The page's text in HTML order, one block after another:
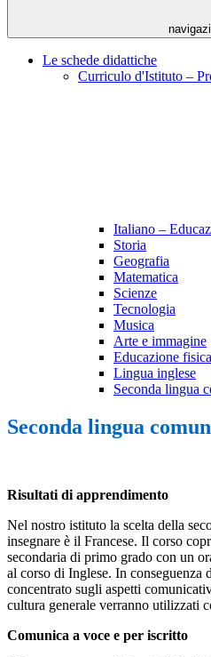
Le schede didattiche
Curriculo d'Istituto –
Italiano –
Storia
Geografia
Matematica
Scienze
Tecnologia
Musica
Arte e immagine
Educazione fisica
Lingua inglese
Seconda lingua
Seconda lingua
Risultati di apprendimento
Nel nostro istituto la scelta della
insegnare è il Francese. Il corso
secondaria di primo grado con un
al corso di Inglese. In conseguenza
concentrato sugli aspetti
cultura generale verranno utilizzati
Comunica a voce e per iscritto